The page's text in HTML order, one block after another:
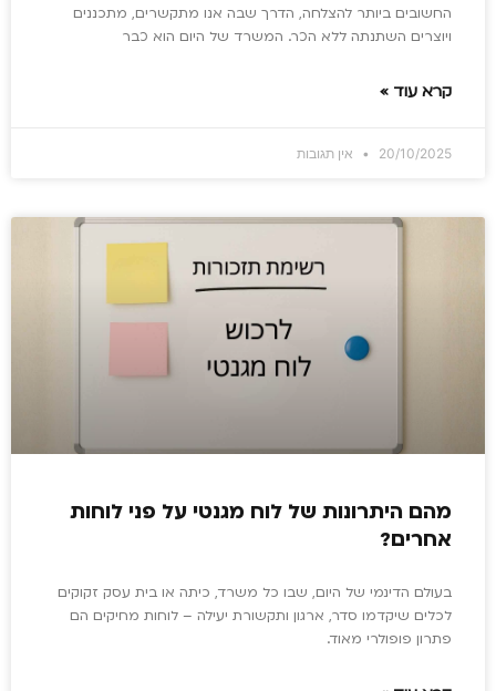
החשובים ביותר להצלחה, הדרך שבה אנו מתקשרים, מתכננים
ויוצרים השתנתה ללא הכר. המשרד של היום הוא כבר
קרא עוד »
20/10/2025 אין תגובות
מהם היתרונות של לוח מגנטי על פני לוחות
אחרים?
בעולם הדינמי של היום, שבו כל משרד, כיתה או בית עסק זקוקים
לכלים שיקדמו סדר, ארגון ותקשורת יעילה – לוחות מחיקים הם
פתרון פופולרי מאוד.